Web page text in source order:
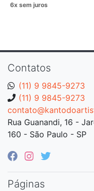
Contatos
(11) 9 9845-9273
(11) 9 9845-9273
Rua Guanandi, 16 -
160 - São Paulo - SP
Páginas